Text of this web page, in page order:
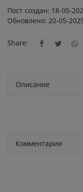
Пост создан: 18-05-
Обновлено: 20-05-
Share:
Описание
Комментарии